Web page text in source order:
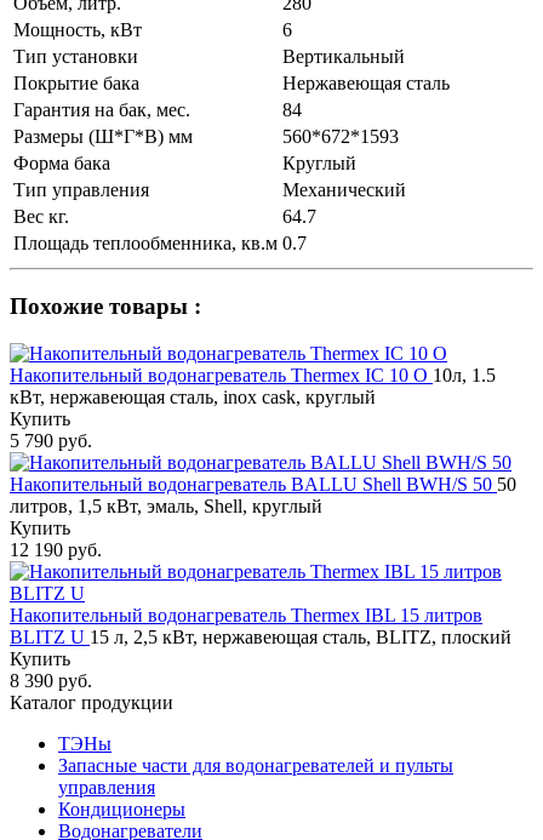
Мощность, кВт
6
Тип установки
Вертикальный
Покрытие бака
Нержавеющая сталь
Гарантия на бак, мес.
84
Размеры (Ш*Г*В) мм
560*672*1593
Форма бака
Круглый
Тип управления
Механический
Вес кг.
64.7
Площадь теплообменника, кв.м 0.7
Похожие товары :
Накопительный водонагреватель Thermex IC 10 O 10л, 1.5
кВт, нержавеющая сталь, inox cask, круглый
Купить
5 790 руб.
Накопительный водонагреватель BALLU Shell BWH/S 50 50
литров, 1,5 кВт, эмаль, Shell, круглый
Купить
12 190 руб.
Накопительный водонагреватель Thermex IBL 15 литров
BLITZ U 15 л, 2,5 кВт, нержавеющая сталь, BLITZ, плоский
Купить
8 390 руб.
Каталог продукции
ТЭНы
Запасные части для водонагревателей и пульты
управления
Кондиционеры
Водонагреватели